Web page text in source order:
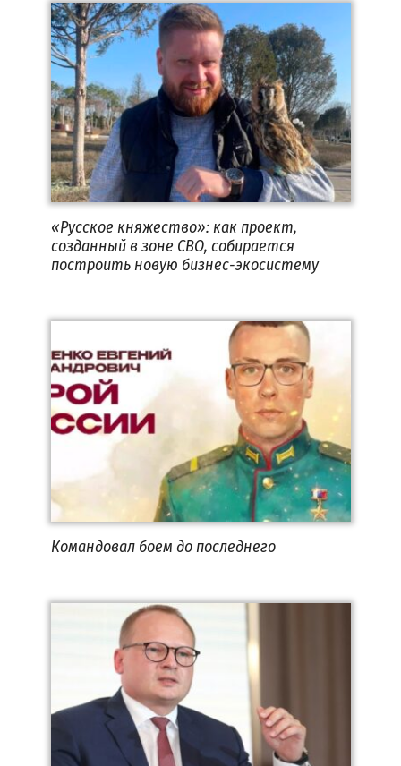
«Русское княжество»: как проект,
созданный в зоне СВО, собирается
построить новую бизнес-экосистему
Командовал боем до последнего